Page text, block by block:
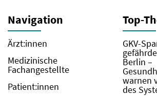
Navigation
Ärzt:innen
Medizinische
Fachangestellte
Patient:innen
Top-
GKV-
Berlin –
warnen
des